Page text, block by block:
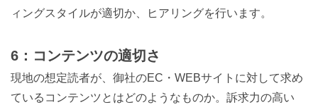
ィングスタイルが適切か、ヒアリングを行います。
6：コンテンツの適切さ
現地の想定読者が、御社のEC・WEBサイトに対して求め
ているコンテンツとはどのようなものか。訴求力の高い